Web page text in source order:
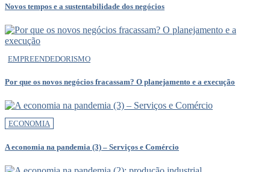
Novos tempos e a sustentabilidade dos negócios
EMPREENDEDORISMO
Por que os novos negócios fracassam? O planejamento e a execução
ECONOMIA
A economia na pandemia (3) – Serviços e Comércio